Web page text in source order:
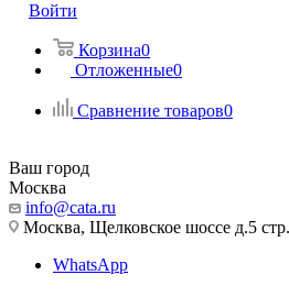
Войти
Корзина0
Отложенные0
Сравнение товаров0
Ваш город
Москва
info@cata.ru
Москва, Щелковское шоссе д.5
WhatsApp